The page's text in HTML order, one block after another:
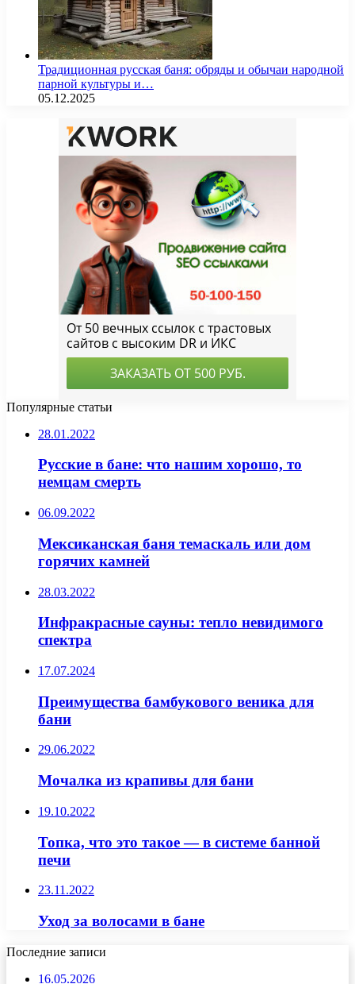
Традиционная русская баня: обряды и обычаи народной
парной культуры и…
05.12.2025
Популярные статьи
28.01.2022
Русские в бане: что нашим хорошо, то
немцам смерть
06.09.2022
Мексиканская баня темаскаль или дом
горячих камней
28.03.2022
Инфракрасные сауны: тепло невидимого
спектра
17.07.2024
Преимущества бамбукового веника для
бани
29.06.2022
Мочалка из крапивы для бани
19.10.2022
Топка, что это такое — в системе банной
печи
23.11.2022
Уход за волосами в бане
Последние записи
16.05.2026